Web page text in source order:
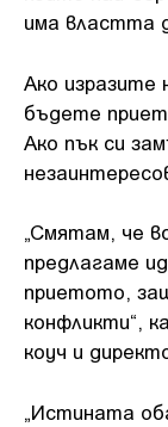
има властта
Ако изразите
бъдете
Ако пък си
„Смятам, че
предлагаме
приетото,
конфликти“,
коуч и
„Истината